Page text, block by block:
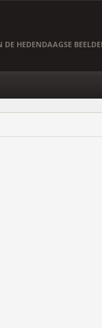
HEDENDAAGSE